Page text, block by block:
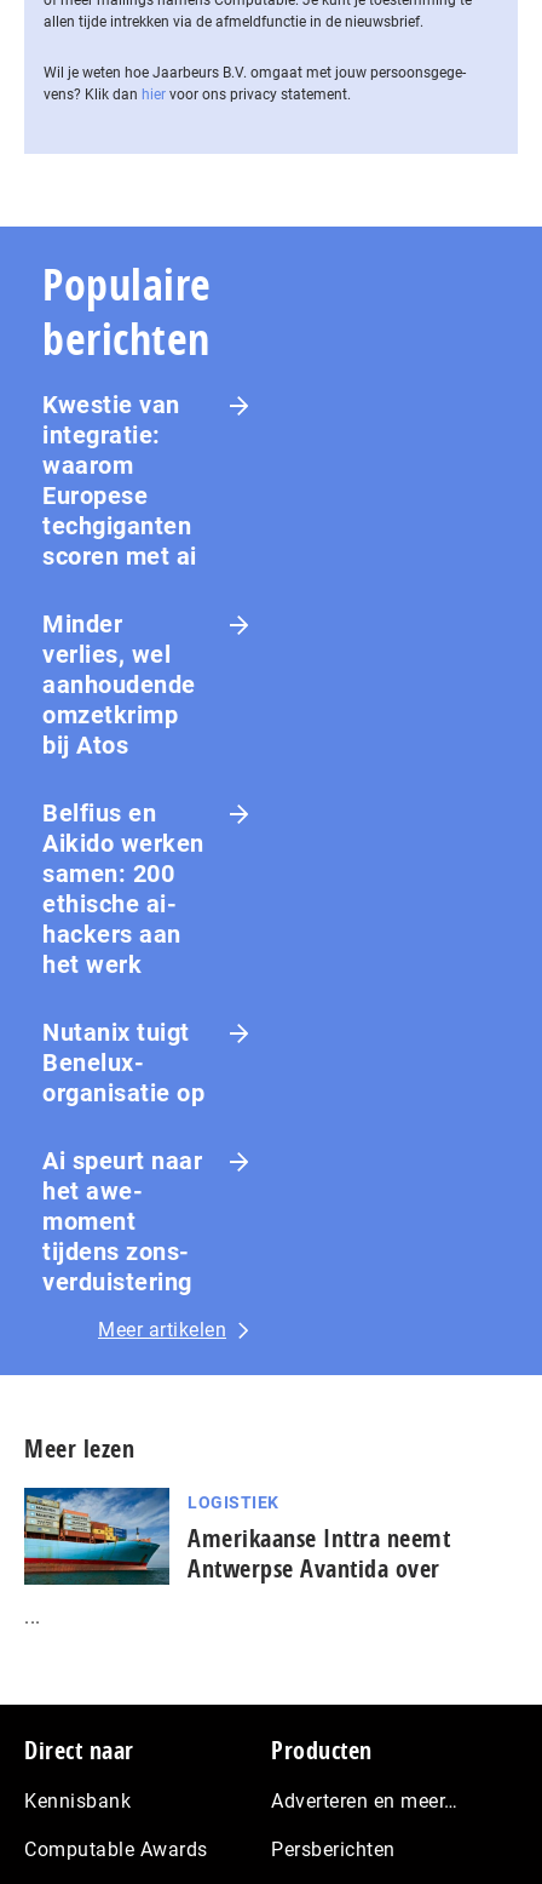
allen tijde intrekken via de af­meld­func­tie in de nieuwsbrief.
Wil je weten hoe Jaarbeurs B.V. omgaat met jouw per­soons­ge­ge­
vens? Klik dan hier voor ons privacy statement.
Populaire
berichten
Kwestie van
integratie:
waarom
Europese
techgiganten
scoren met ai
Minder
verlies, wel
aanhoudende
omzetkrimp
bij Atos
Belfius en
Aikido werken
samen: 200
ethische ai-
hackers aan
het werk
Nutanix tuigt
Benelux-
organisatie op
Ai speurt naar
het awe-
moment
tijdens zons­
ver­duis­te­ring
Meer artikelen
Meer lezen
LOGISTIEK
Amerikaanse Inttra neemt
Antwerpse Avantida over
...
Footer
Direct naar
Kennisbank
Computable Awards
Producten
Adverteren en meer…
Persberichten